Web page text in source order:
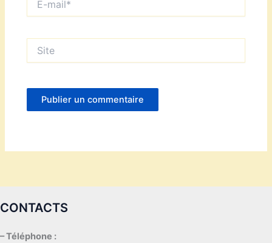
mail*
CONTACTS
– Téléphone :